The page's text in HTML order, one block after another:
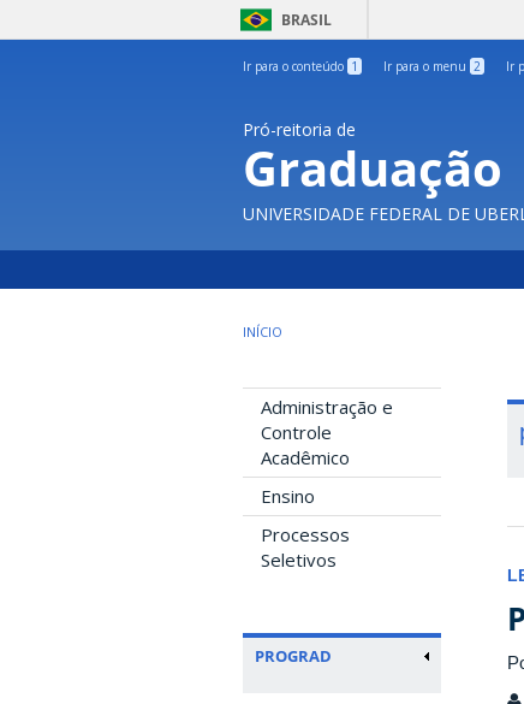
BRASIL
Ir para o conteúdo 1 Ir para o menu 2 Ir
Pró-reitoria de
Graduação
UNIVERSIDADE FEDERAL DE
INÍCIO
Administração e
Controle
Acadêmico
Ensino
Processos
Seletivos
PROGRAD